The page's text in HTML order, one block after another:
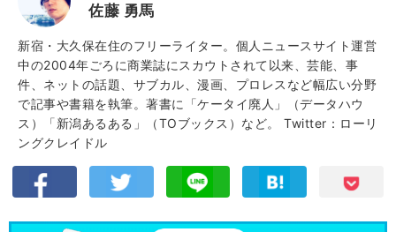
佐藤 勇馬
新宿・大久保在住のフリーライター。個人ニュースサイト運営
中の2004年ごろに商業誌にスカウトされて以来、芸能、事
件、ネットの話題、サブカル、漫画、プロレスなど幅広い分野
で記事や書籍を執筆。著書に「ケータイ廃人」（データハウ
ス）「新潟あるある」（TOブックス）など。 Twitter：ローリ
ングクレイドル